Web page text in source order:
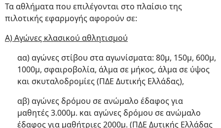
Τα αθλήματα που επιλέγονται στο πλαίσιο της
πιλοτικής εφαρμογής αφορούν σε:
Α) Αγώνες κλασικού αθλητισμού
αα) αγώνες στίβου στα αγωνίσματα: 80μ, 150μ, 600μ,
1000μ, σφαιροβολία, άλμα σε μήκος, άλμα σε ύψος
και σκυταλοδρομίες (ΠΔΕ Δυτικής Ελλάδας),
αβ) αγώνες δρόμου σε ανώμαλο έδαφος για
μαθητές 3.000μ. και αγώνες δρόμου σε ανώμαλο
έδαφος για μαθήτριες 2000μ. (ΠΔΕ Δυτικής Ελλάδας